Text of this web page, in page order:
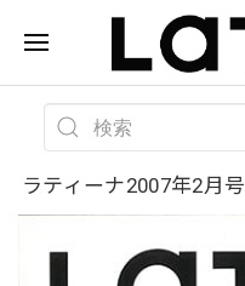
ラティーナ2007年2月号